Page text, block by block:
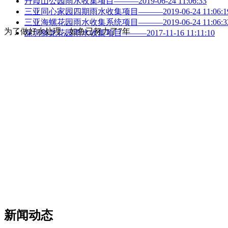
三亚同心家园四期雨水收集项目———2019-06-24
三亚海螺花园雨水收集系统项目———2019-06-24
深圳御龙花园雨水收集项目———2017-11-16 11:11:10
为了做好水处理，如鱼已努力了7年
新闻动态